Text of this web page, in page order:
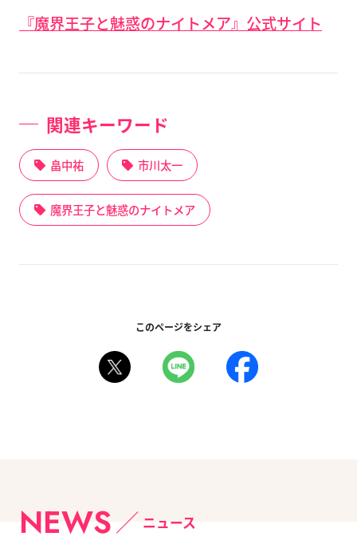
『魔界王子と魅惑のナイトメア』公式サイト
関連キーワード
畠中祐 市川太一
魔界王子と魅惑のナイトメア
このページをシェア
NEWS ニュース